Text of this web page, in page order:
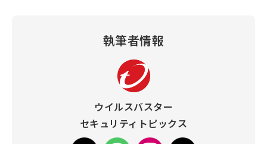
執筆者情報
ウイルスバスター
セキュリティトピックス